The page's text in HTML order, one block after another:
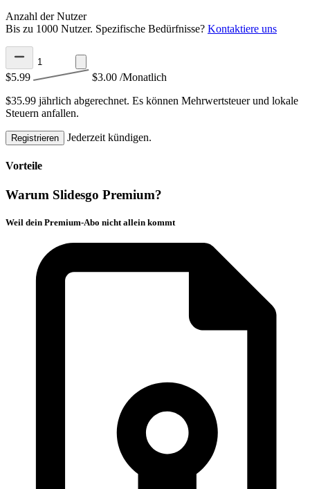
Anzahl der Nutzer
Bis zu 1000 Nutzer. Spezifische Bedürfnisse? Kontaktiere uns
$5.99 $3.00 /Monatlich
$35.99 jährlich abgerechnet. Es können Mehrwertsteuer und lokale
Steuern anfallen.
Registrieren Jederzeit kündigen.
Vorteile
Warum Slidesgo Premium?
Weil dein Premium-Abo nicht allein kommt